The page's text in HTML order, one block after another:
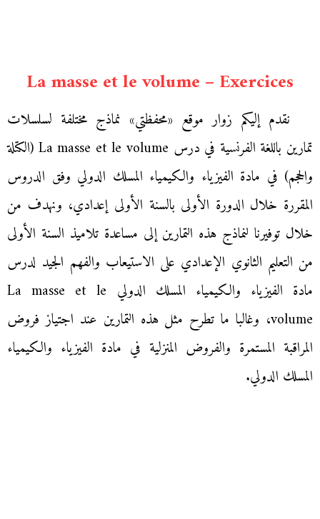
La masse et le volume – Exercices
نقدم إليكم زوار موقع «محفظتي» نماذج مختلفة لسلسلات
تمارين باللغة الفرنسية في درس La masse et le volume (الكتلة
والحجم) في مادة الفيزياء والكيمياء المسلك الدولي وفق الدروس
المقررة خلال الدورة الأولى بالسنة الأولى إعدادي، ونهدف من
خلال توفيرنا لنماذج هذه التمارين إلى مساعدة تلاميذ السنة الأولى
من التعليم الثانوي الإعدادي على الاستيعاب والفهم الجيد لدرس
مادة الفيزياء والكيمياء المسلك الدولي La masse et le
volume، وغالبا ما تطرح مثل هذه التمارين عند اجتياز فروض
المراقبة المستمرة والفروض المنزلية في مادة الفيزياء والكيمياء
المسلك الدولي.